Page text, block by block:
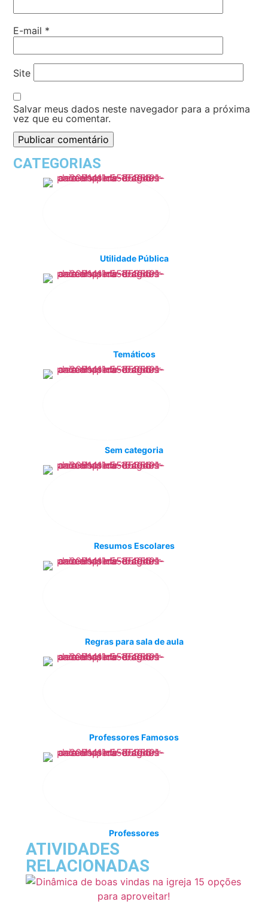
E-mail *
Site
Salvar meus dados neste navegador para a próxima
vez que eu comentar.
CATEGORIAS
Utilidade Pública
Temáticos
Sem categoria
Resumos Escolares
Regras para sala de aula
Professores Famosos
Professores
ATIVIDADES
RELACIONADAS